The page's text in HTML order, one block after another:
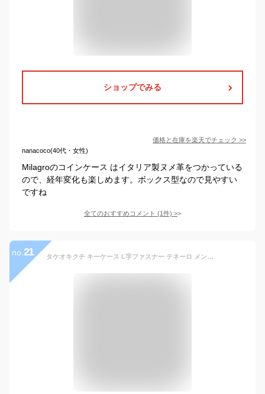
ショップでみる
価格と在庫を楽天でチェック >>
nanacoco(40代・女性)
Milagroのコインケース はイタリア製ヌメ革をつかっている
ので、経年変化も楽しめます。ボックス型なので見やすい
ですね
全てのおすすめコメント (1件) >
no. 21 タケオキクチ キーケース L字ファスナー テネーロ メンズ 1709029 TAKEO KIKUCHI 牛革 本革 レザー キーリング スマートキーケース キーホルダー 鍵 カギ キー ブランド 革小物 カード収納 カード入れ 小銭入れ[DL10][即日発送][クリスマス]